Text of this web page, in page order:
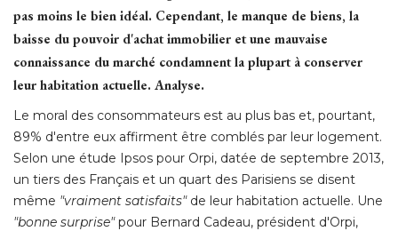
pas moins le bien idéal. Cependant, le manque de biens, la
baisse du pouvoir d'achat immobilier et une mauvaise
connaissance du marché condamnent la plupart à conserver
leur habitation actuelle. Analyse.
Le moral des consommateurs est au plus bas et, pourtant,
89% d'entre eux affirment être comblés par leur logement.
Selon une étude Ipsos pour Orpi, datée de septembre 2013,
un tiers des Français et un quart des Parisiens se disent
même "vraiment satisfaits"de leur habitation actuelle. Une
"bonne surprise" pour Bernard Cadeau, président d'Orpi,